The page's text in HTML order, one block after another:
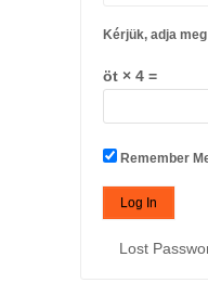
Kérjük, adja
öt × 4 =
Remember
Lost